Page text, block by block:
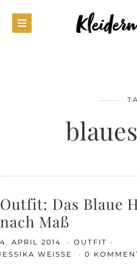
Outfit: Das Blaue
nach Maß
4. APRIL 2014
OUTFIT
WEISSE
0